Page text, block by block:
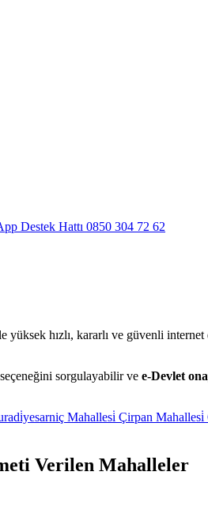
Destek Hattı 0850 304 72 62
yüksek hızlı, kararlı ve güvenli
sorgulayabilir ve e-Devlet
Mahallesi̇ Çirpan Mahallesi̇
Verilen Mahalleler